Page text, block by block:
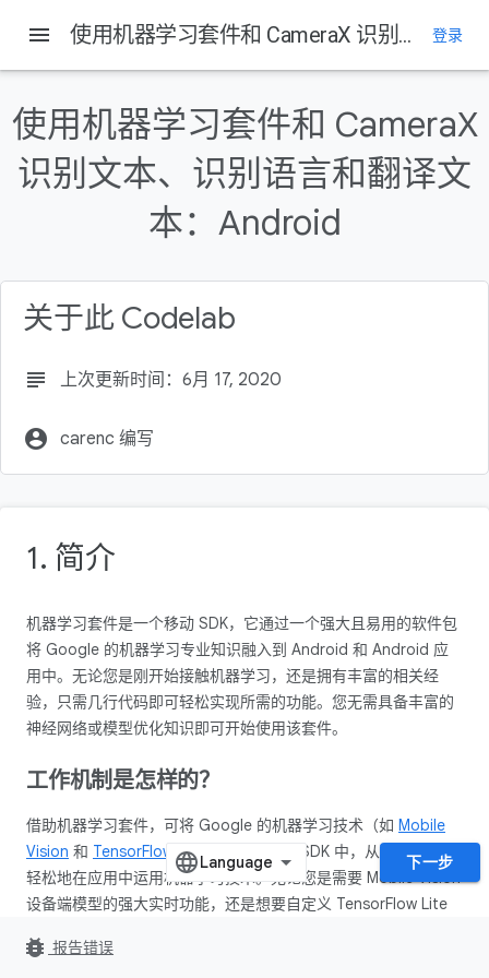
menu 使用机器学习套件和 CameraX 识别文本、识别语言和翻译文本：Android 登录
使用机器学习套件和 CameraX
识别文本、识别语言和翻译文
本：Android
关于此 Codelab
subject 上次更新时间：6月 17, 2020
account_circle carenc 编写
1. 简介
机器学习套件是一个移动 SDK，它通过一个强大且易用的软件包
将 Google 的机器学习专业知识融入到 Android 和 Android 应
用中。无论您是刚开始接触机器学习，还是拥有丰富的相关经
验，只需几行代码即可轻松实现所需的功能。您无需具备丰富的
神经网络或模型优化知识即可开始使用该套件。
工作机制是怎样的？
借助机器学习套件，可将 Google 的机器学习技术（如 Mobile
Vision 和 TensorFlow Lite ）整合到一个 SDK 中，从而使您能够
轻松地在应用中运用机器学习技术。无论您是需要 Mobile Vision
设备端模型的强大实时功能，还是想要自定义 TensorFlow Lite
下一步
bug_report 报告错误